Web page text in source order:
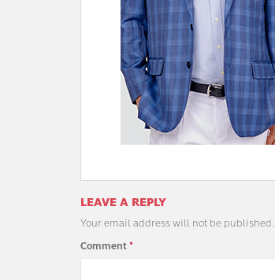
LEAVE A REPLY
Your email address will not be published.
Comment*